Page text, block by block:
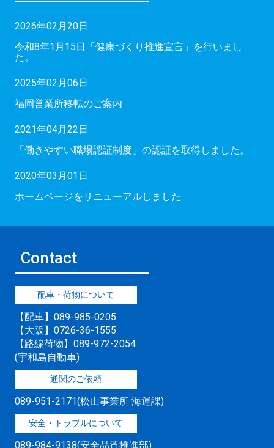
2026年02月20日
令和8年1月15日「健康づくり推進宣言」を行いまし
た。
2025年02月06日
福岡営業所移転のご案内
2021年04月22日
「働きやすい職場認証制度」の認証を取得しました。
2020年03月01日
ホームページをリニューアルしました
Contact
配車・荷物について
【配車】089-985-0205
【大阪】0726-36-1555
【路線荷物】089-972-2054
(宇和島自動車)
通関のご依頼
089-951-2171(松山事業所 海運課)
安全・トラブルについて
089-984-9138(安全品質推進部)